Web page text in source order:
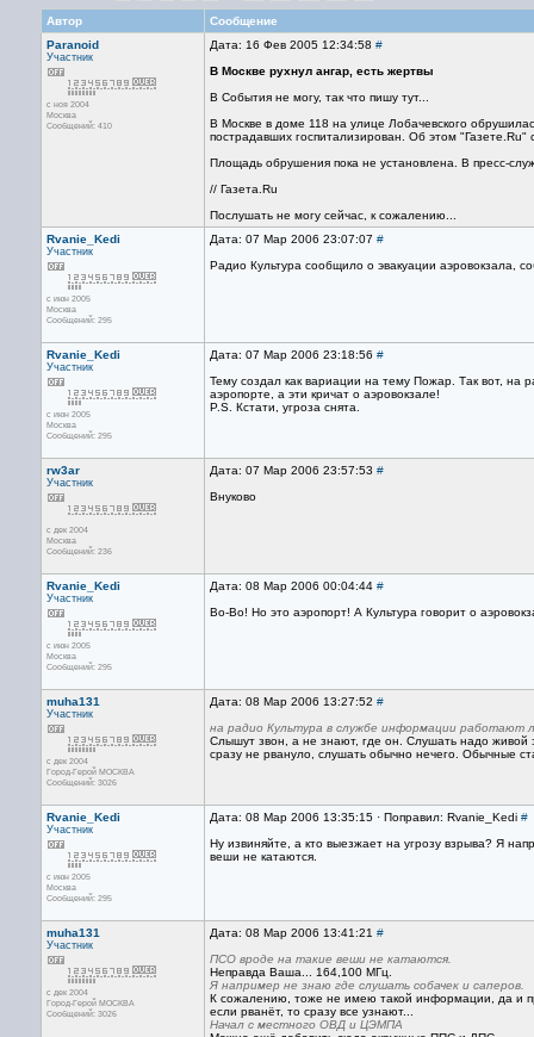
Автор
Сообщение
Paranoid
Участник
с ноя 2004
Москва
Сообщений: 410
Дата: 16 Фев 2005 12:34:58 #
В Москве рухнул ангар, есть жертвы
В События не могу, так что пишу тут...
В Москве в доме 118 на улице Лобачевского
пострадавших госпитализирован. Об этом
Площадь обрушения пока не установлена. В пресс-
// Газета.Ru
Послушать не могу сейчас, к сожалению...
Rvanie_Kedi
Участник
с июн 2005
Москва
Сообщений: 295
Дата: 07 Мар 2006 23:07:07 #
Радио Культура сообщило о эвакуации аэровокзала,
Rvanie_Kedi
Участник
с июн 2005
Москва
Сообщений: 295
Дата: 07 Мар 2006 23:18:56 #
Тему создал как вариации на тему Пожар. Так вот, на
аэропорте, а эти кричат о аэровокзале!
P.S. Кстати, угроза снята.
rw3ar
Участник
с дек 2004
Москва
Сообщений: 236
Дата: 07 Мар 2006 23:57:53 #
Внуково
Rvanie_Kedi
Участник
с июн 2005
Москва
Сообщений: 295
Дата: 08 Мар 2006 00:04:44 #
Во-Во! Но это аэропорт! А Культура говорит о
muha131
Участник
с дек 2004
Город-Герой МОСКВА
Сообщений: 3026
Дата: 08 Мар 2006 13:27:52 #
на радио Культура в службе информации работают
Слышут звон, а не знают, где он. Слушать надо
сразу не рвануло, слушать обычно нечего. Обычные
Rvanie_Kedi
Участник
с июн 2005
Москва
Сообщений: 295
Дата: 08 Мар 2006 13:35:15 · Поправил: Rvanie_Kedi #
Ну извиняйте, а кто выезжает на угрозу взрыва? Я
веши не катаются.
muha131
Участник
с дек 2004
Город-Герой МОСКВА
Сообщений: 3026
Дата: 08 Мар 2006 13:41:21 #
ПСО вроде на такие веши не катаются.
Неправда Ваша... 164,100 МГц.
Я например не знаю где слушать собачек и саперов.
К сожалению, тоже не имею такой информации, да и
если рванёт, то сразу все узнают...
Начал с местного ОВД и ЦЭМПА